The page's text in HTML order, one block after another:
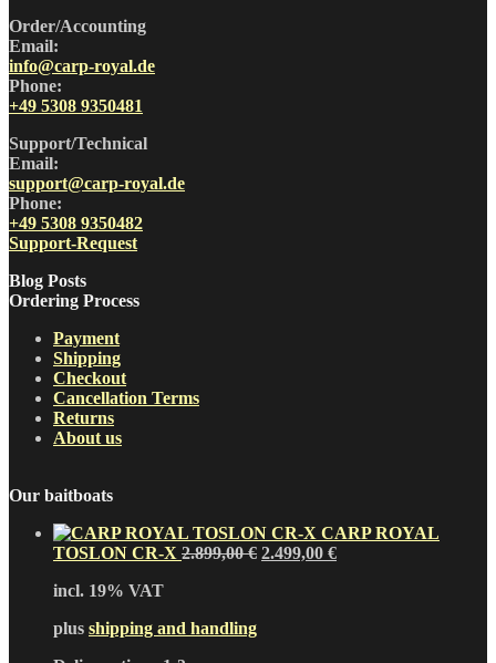
Order/Accounting
Email:
info@carp-royal.de
Phone:
+49 5308 9350481
Support/Technical
Email:
support@carp-royal.de
Phone:
+49 5308 9350482
Support-Request
Blog Posts
Ordering Process
Payment
Shipping
Checkout
Cancellation Terms
Returns
About us
Our baitboats
CARP ROYAL
TOSLON CR-X 2.899,00€ Original
2.499,00 €Current
incl. 19% VAT
plus shipping and handling